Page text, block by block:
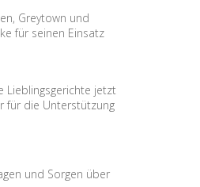
Greytown und
für seinen Einsatz
Lieblingsgerichte jetzt
für die Unterstützung
und Sorgen über